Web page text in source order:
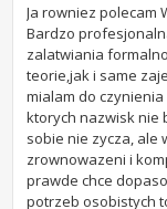
Ja rowniez polecam
Bardzo
zalatwiania
teorie,jak i same
mialam do
ktorych nazwisk nie
sobie nie zycza, ale
zrownowazeni i
prawde chce
potrzeb osobistych